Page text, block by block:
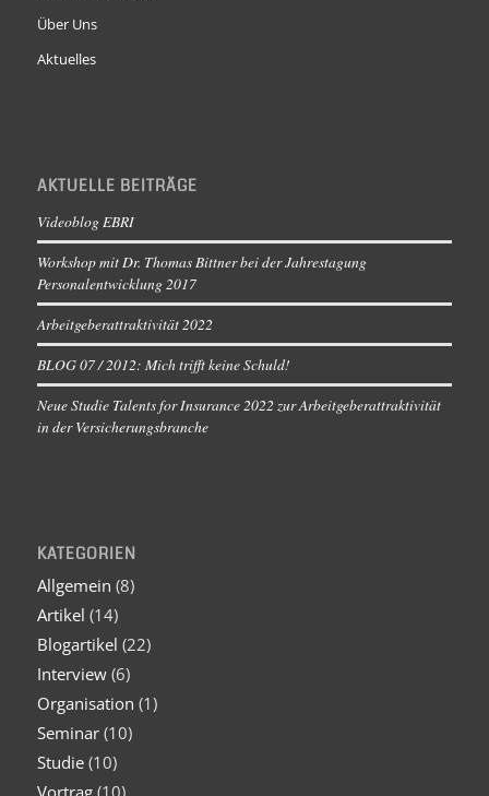
Über Uns
Aktuelles
AKTUELLE BEITRÄGE
Videoblog EBRI
Workshop mit Dr. Thomas Bittner bei der Jahrestagung
Personalentwicklung 2017
Arbeitgeberattraktivität 2022
BLOG 07 / 2012: Mich trifft keine Schuld!
Neue Studie Talents for Insurance 2022 zur Arbeitgeberattraktivität
in der Versicherungsbranche
KATEGORIEN
Allgemein (8)
Artikel (14)
Blogartikel (22)
Interview(6)
Organisation (1)
Seminar(10)
Studie(10)
Vortrag(10)